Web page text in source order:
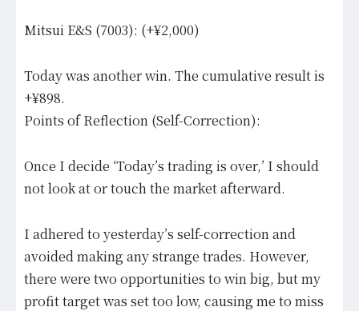
Mitsui E&S (7003): (+¥2,000)
Today was another win. The cumulative result is
+¥898.
Points of Reflection (Self-Correction):
Once I decide ‘Today’s trading is over,’ I should
not look at or touch the market afterward.
I adhered to yesterday’s self-correction and
avoided making any strange trades. However,
there were two opportunities to win big, but my
profit target was set too low, causing me to miss